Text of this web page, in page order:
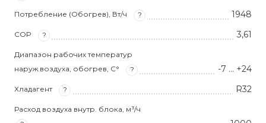
Потребление (Обогрев), Вт/ч ? 1948
COP ? 3,61
Диапазон рабочих температур
наруж.воздуха, обогрев, С°
? -7 … +24
Хладагент ? R32
Расход воздуха внутр. блока, м³/ч